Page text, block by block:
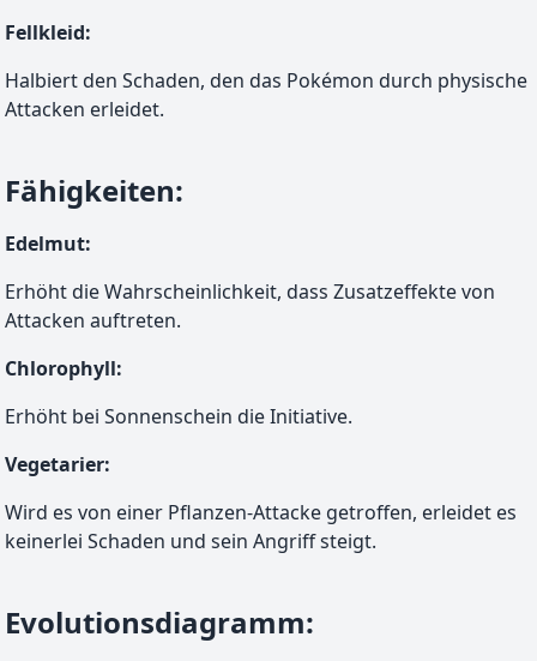
Fellkleid:
Halbiert den Schaden, den das Pokémon durch physische
Attacken erleidet.
Fähigkeiten:
Edelmut:
Erhöht die Wahrscheinlichkeit, dass Zusatzeffekte von
Attacken auftreten.
Chlorophyll:
Erhöht bei Sonnenschein die Initiative.
Vegetarier:
Wird es von einer Pflanzen-Attacke getroffen, erleidet es
keinerlei Schaden und sein Angriff steigt.
Evolutionsdiagramm: